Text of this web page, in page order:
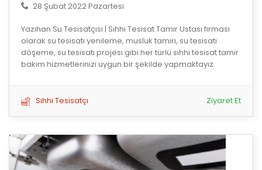
28 Şubat 2022 Pazartesi
Yazıhan Su Tesisatçısı | Sıhhi Tesisat Tamir Ustası firması
olarak su tesisatı yenileme, musluk tamiri, su tesisatı
döşeme, su tesisatı projesi gibi her türlü sıhhi tesisat tamir
bakım hizmetlerinizi uygun bir şekilde yapmaktayız.
Sıhhi Tesisatçı Ziyaret Et